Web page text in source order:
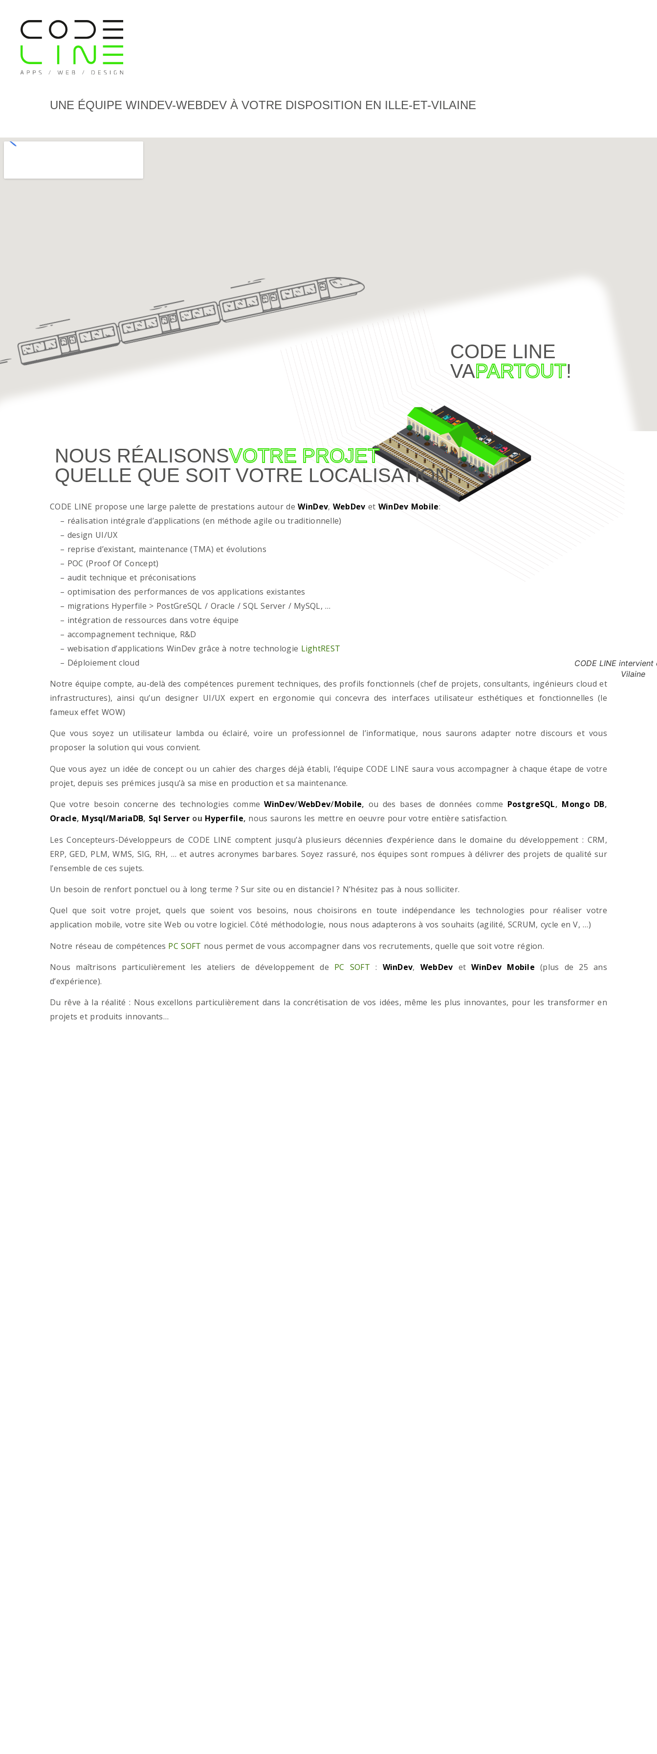
UNE ÉQUIPE WINDEV-WEBDEV À VOTRE DISPOSITION EN ILLE-ET-VILAINE
CODE LINE
VAPARTOUT!
NOUS RÉALISONSVOTRE PROJET
QUELLE QUE SOIT VOTRE LOCALISATION
CODE LINE propose une large palette de prestations autour deWinDev, WebDev et WinDev Mobile:
– réalisation intégrale d’applications (en méthode agile ou traditionnelle)
– design UI/UX
– reprise d’existant, maintenance (TMA) et évolutions
– POC (Proof Of Concept)
– audit technique et préconisations
– optimisation des performances de vos applications existantes
– migrations Hyperfile > PostGreSQL / Oracle / SQL Server / MySQL, …
– intégration de ressources dans votre équipe
– accompagnement technique, R&D
– webisation d’applications WinDev grâce à notre technologie LightREST
– Déploiement cloud
Notre équipe compte, au-delà des compétences purement techniques, des profils fonctionnels (chef de projets, consultants, ingénieurs cloud et
infrastructures), ainsi qu’un designer UI/UX expert en ergonomie qui concevra des interfaces utilisateur esthétiques et fonctionnelles (le
fameux effet WOW)
Que vous soyez un utilisateur lambda ou éclairé, voire un professionnel de l’informatique, nous saurons adapter notre discours et vous
proposer la solution qui vous convient.
Que vous ayez un idée de concept ou un cahier des charges déjà établi, l’équipe CODE LINE saura vous accompagner à chaque étape de votre
projet, depuis ses prémices jusqu’à sa mise en production et sa maintenance.
Que votre besoin concerne des technologies commeWinDev/WebDev/Mobile, ou des bases de données comme PostgreSQL, Mongo DB,
Oracle, Mysql/MariaDB, Sql Serverou Hyperfile, nous saurons les mettre en oeuvre pour votre entière satisfaction.
Les Concepteurs-Développeurs de CODE LINE comptent jusqu’à plusieurs décennies d’expérience dans le domaine du développement : CRM,
ERP, GED, PLM, WMS, SIG, RH, … et autres acronymes barbares. Soyez rassuré, nos équipes sont rompues à délivrer des projets de qualité sur
l’ensemble de ces sujets.
Un besoin de renfort ponctuel ou à long terme ? Sur site ou en distanciel ? N’hésitez pas à nous solliciter.
Quel que soit votre projet, quels que soient vos besoins, nous choisirons en toute indépendance les technologies pour réaliser votre
application mobile, votre site Web ou votre logiciel. Côté méthodologie, nous nous adapterons à vos souhaits (agilité, SCRUM, cycle en V, …)
Notre réseau de compétences PC SOFT nous permet de vous accompagner dans vos recrutements, quelle que soit votre région.
Nous maîtrisons particulièrement les ateliers de développement de PC SOFT : WinDev, WebDev et WinDev Mobile (plus de 25 ans
d’expérience).
Du rêve à la réalité : Nous excellons particulièrement dans la concrétisation de vos idées, même les plus innovantes, pour les transformer en
projets et produits innovants…
CODE LINE
Vilaine